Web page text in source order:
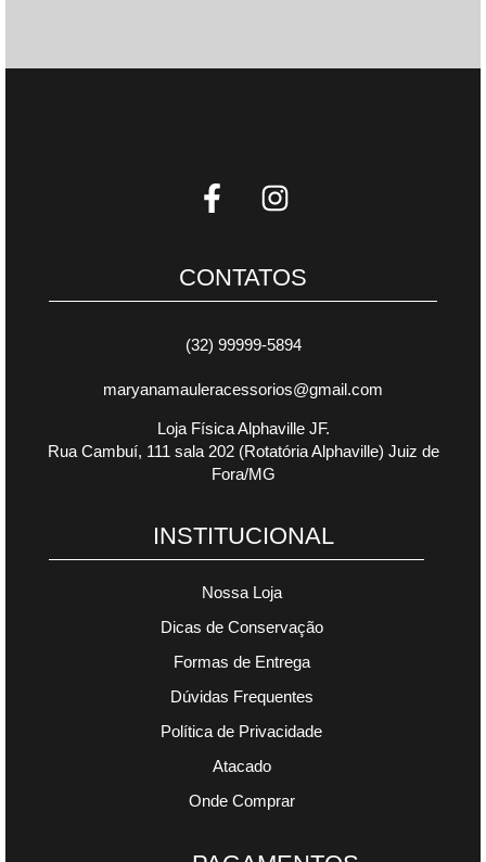
CONTATOS
(32) 99999-5894
maryanamauleracessorios@gmail.com
Loja Física Alphaville JF.
Rua Cambuí, 111 sala 202 (Rotatória Alphaville) Juiz de
Fora/MG
INSTITUCIONAL
Nossa Loja
Dicas de Conservação
Formas de Entrega
Dúvidas Frequentes
Política de Privacidade
Atacado
Onde Comprar